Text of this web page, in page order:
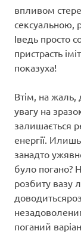
впливом
сексуальною,
Іведь просто
пристрасть
показуха!
Втім, на жаль,
увагу на
залишається
енергії.
занадто
було погано?
розбиту вазу
поганий